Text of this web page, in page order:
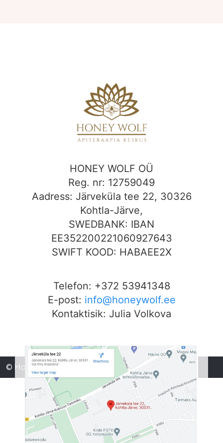
HONEY WOLF OÜ
Reg. nr: 12759049
Aadress: Järveküla tee 22, 30326
Kohtla-Järve,
SWEDBANK: IBAN
EE352200221060927643
SWIFT KOOD: HABAEE2X
Telefon: +372 53941348
E-post: info@honeywolf.ee
Kontaktisik: Julia Volkova
© HoneyWolf OÜ 2026, Design by CompLand